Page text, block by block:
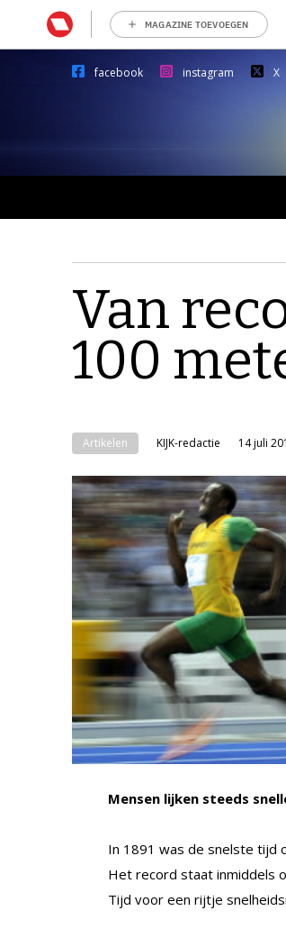
MAGAZINE TOEVOEGEN
facebook instagram X
Van
100
Artikelen KIJK-redactie 14 juli
Mensen lijken steeds
In 1891 was de snelste tijd
Het record staat inmiddels
Tijd voor een rijtje